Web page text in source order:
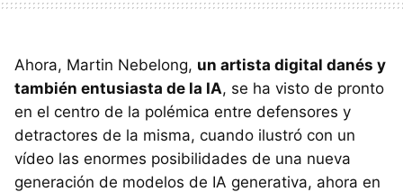
Ahora, Martin Nebelong, un artista digital danés y
también entusiasta de la IA, se ha visto de pronto
en el centro de la polémica entre defensores y
detractores de la misma, cuando ilustró con un
vídeo las enormes posibilidades de una nueva
generación de modelos de IA generativa, ahora en